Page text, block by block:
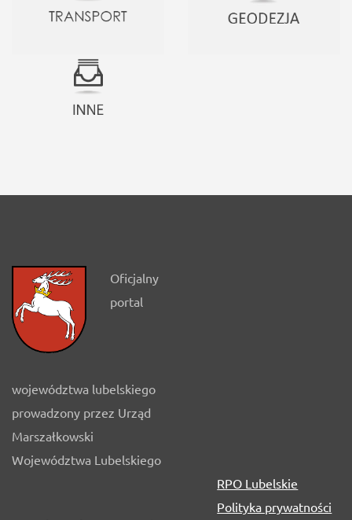
Oficjalny
portal
województwa lubelskiego
prowadzony przez Urząd
Marszałkowski
Województwa Lubelskiego
RPO Lubelskie
Polityka prywatności